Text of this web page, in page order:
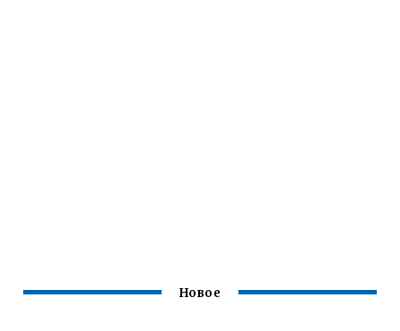
Новое